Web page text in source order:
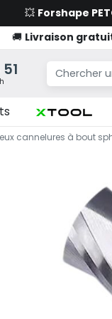
💥 Forshape
🚚 Livraison
cannelures à bout